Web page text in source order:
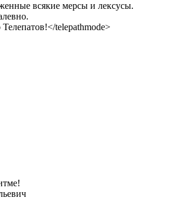
всякие мерсы и лексусы.
telepathmode>